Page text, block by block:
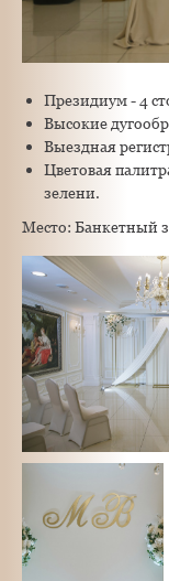
Президиум - 4
Высокие
Выездная
Цветовая
зелени.
Место: Банкетный